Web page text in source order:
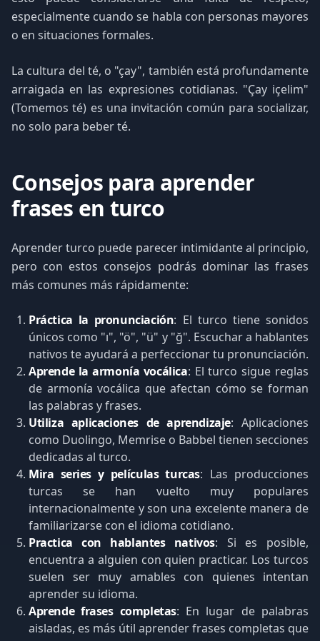
especialmente cuando se habla con personas mayores
o en situaciones formales.
La cultura del té, o "çay", también está profundamente
arraigada en las expresiones cotidianas. "Çay içelim"
(Tomemos té) es una invitación común para socializar,
no solo para beber té.
Consejos para aprender
frases en turco
Aprender turco puede parecer intimidante al principio,
pero con estos consejos podrás dominar las frases
más comunes más rápidamente:
Práctica la pronunciación: El turco tiene sonidos
únicos como "ı", "ö", "ü" y "ğ". Escuchar a hablantes
nativos te ayudará a perfeccionar tu pronunciación.
Aprende la armonía vocálica: El turco sigue reglas
de armonía vocálica que afectan cómo se forman
las palabras y frases.
Utiliza aplicaciones de aprendizaje: Aplicaciones
como Duolingo, Memrise o Babbel tienen secciones
dedicadas al turco.
Mira series y películas turcas: Las producciones
turcas se han vuelto muy populares
internacionalmente y son una excelente manera de
familiarizarse con el idioma cotidiano.
Practica con hablantes nativos: Si es posible,
encuentra a alguien con quien practicar. Los turcos
suelen ser muy amables con quienes intentan
aprender su idioma.
Aprende frases completas: En lugar de palabras
aisladas, es más útil aprender frases completas que